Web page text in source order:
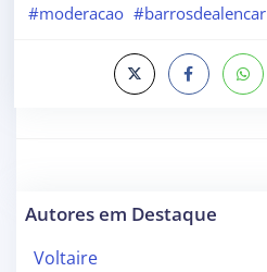
#moderacao #barrosdealencar
Autores em Destaque
Voltaire